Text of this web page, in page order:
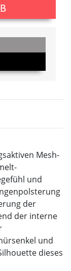
Mesh-
und
der
der interne
und
dieses